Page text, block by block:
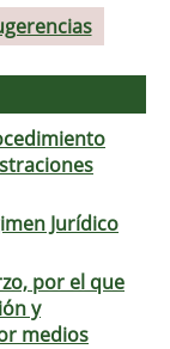
Jurídico
por el que
y
medios